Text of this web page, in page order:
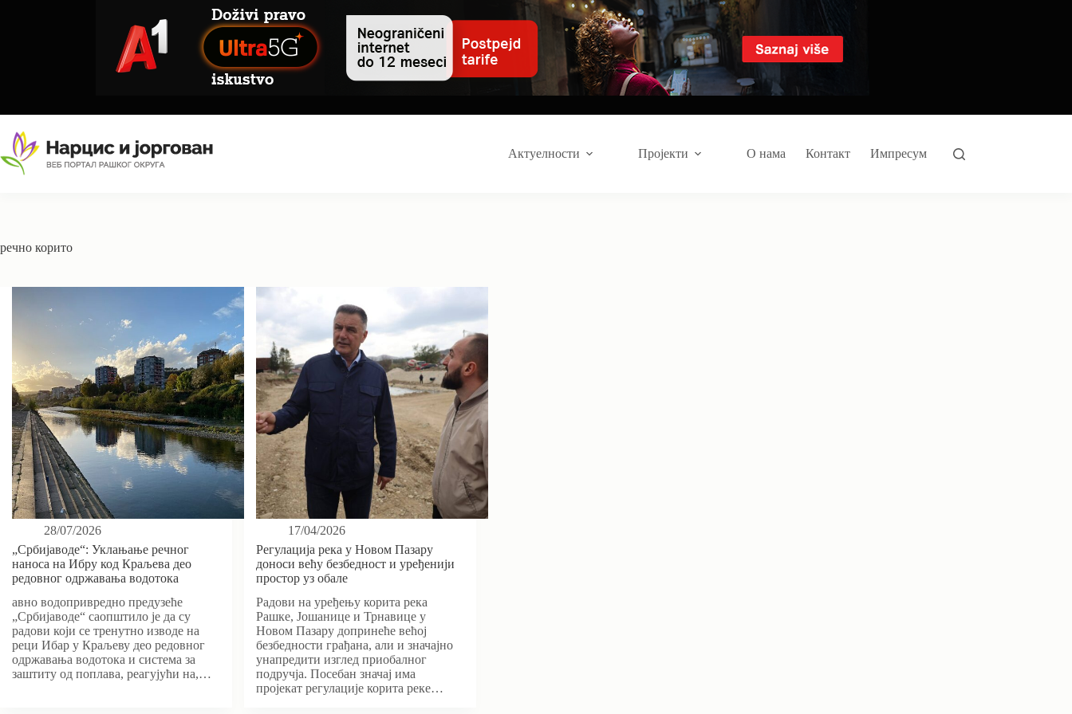
Актуелности Пројекти О нама Контакт Импресум
речно корито
28/07/2026
„Србијаводе“: Уклањање речног
наноса на Ибру код Краљева део
редовног одржавања водотока
авно водопривредно предузеће
„Србијаводе“ саопштило је да су
радови који се тренутно изводе на
реци Ибар у Краљеву део редовног
одржавања водотока и система за
заштиту од поплава, реагујући на,…
17/04/2026
Регулација река у Новом Пазару
доноси већу безбедност и уређенији
простор уз обале
Радови на уређењу корита река
Рашке, Јошанице и Трнавице у
Новом Пазару допринеће већој
безбедности грађана, али и значајно
унапредити изглед приобалног
подручја. Посебан значај има
пројекат регулације корита реке…